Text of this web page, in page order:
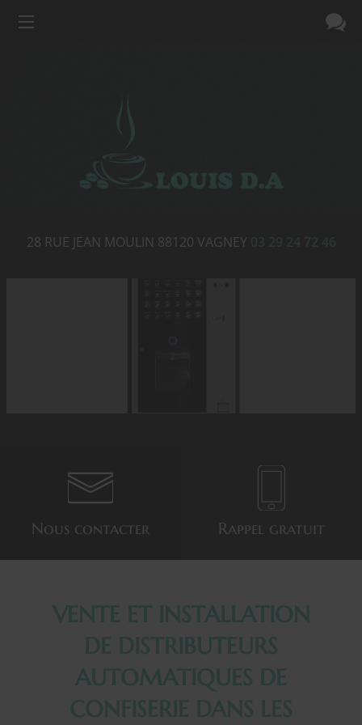
28 RUE JEAN MOULIN 88120 VAGNEY
Nous contacter Rappel gratuit
VENTE ET INSTALLATION
DE DISTRIBUTEURS
AUTOMATIQUES DE
CONFISERIE DANS LES